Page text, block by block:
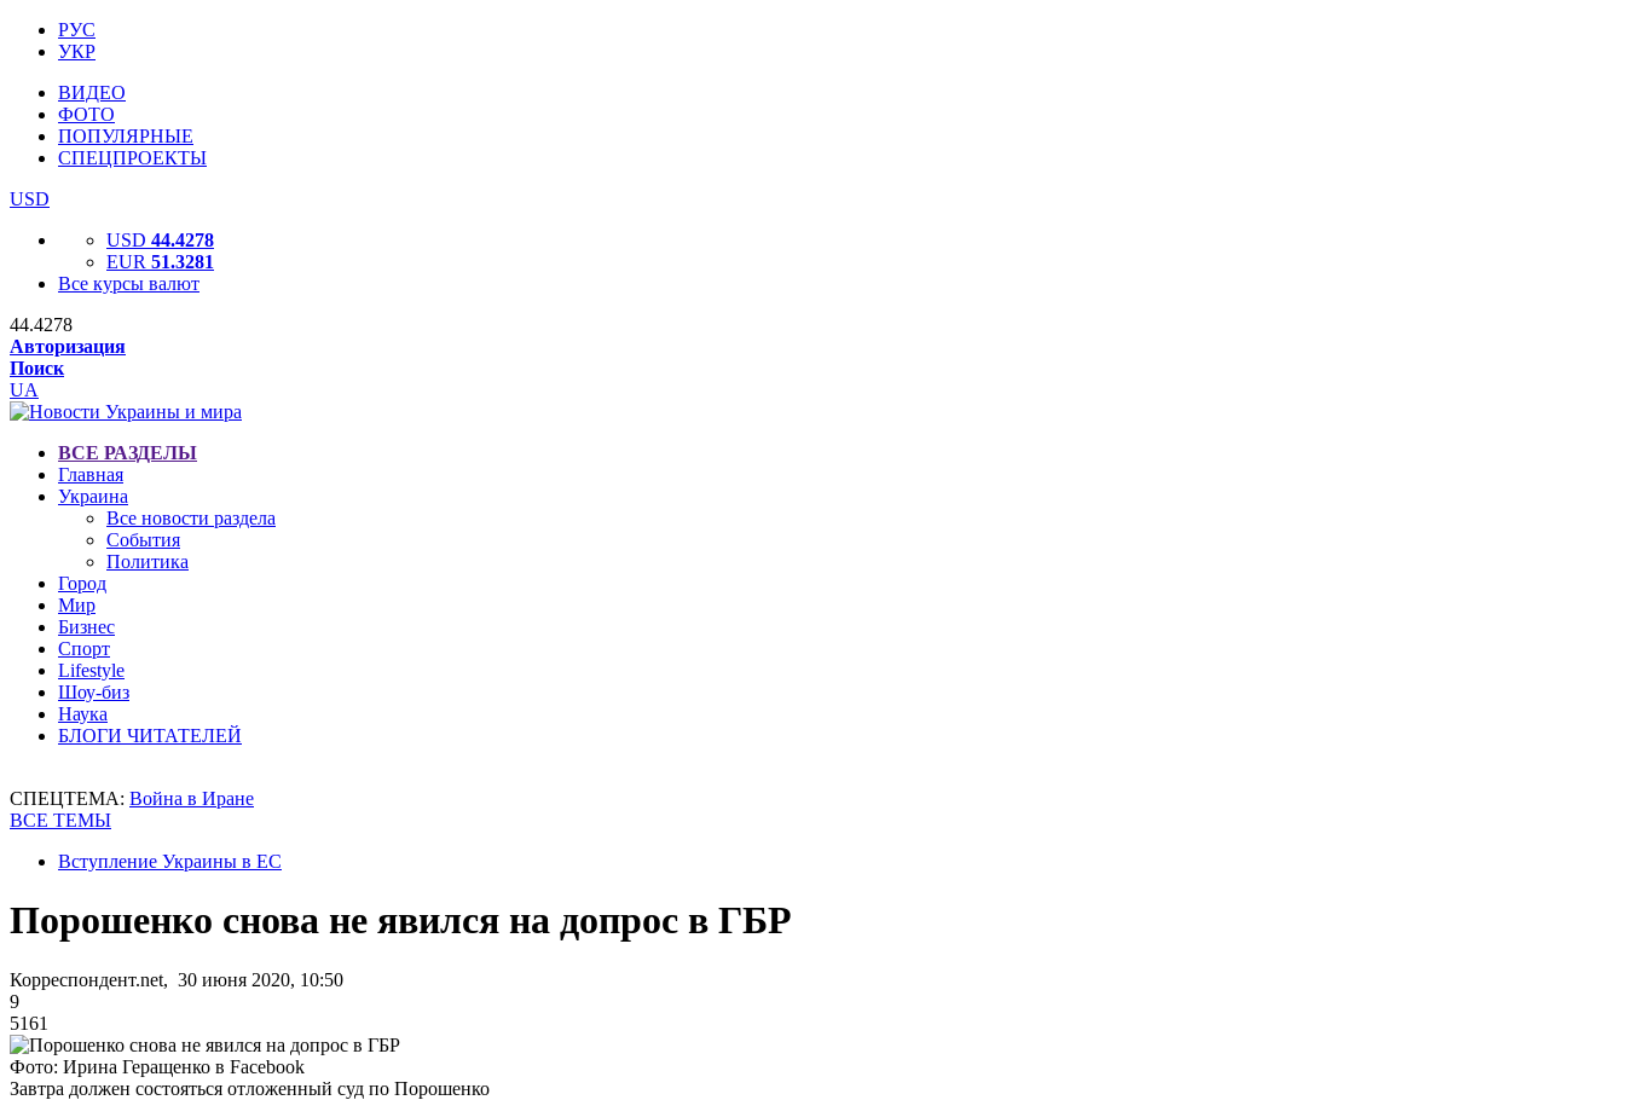
РУС
УКР
ВИДЕО
ФОТО
ПОПУЛЯРНЫЕ
СПЕЦПРОЕКТЫ
USD
USD 44.4278
EUR 51.3281
Все курсы валют
44.4278
Авторизация
Поиск
UA
ВСЕ РАЗДЕЛЫ
Главная
Украина
Все новости раздела
События
Политика
Город
Мир
Бизнес
Спорт
Lifestyle
Шоу-биз
Наука
БЛОГИ ЧИТАТЕЛЕЙ
СПЕЦТЕМА: Война в Иране
ВСЕ ТЕМЫ
Вступление Украины в ЕС
Порошенко снова не явился на допрос в ГБР
Корреспондент.net, 30 июня 2020, 10:50
9
5161
Фото: Ирина Геращенко в Facebook
Завтра должен состояться отложенный суд по Порошенко